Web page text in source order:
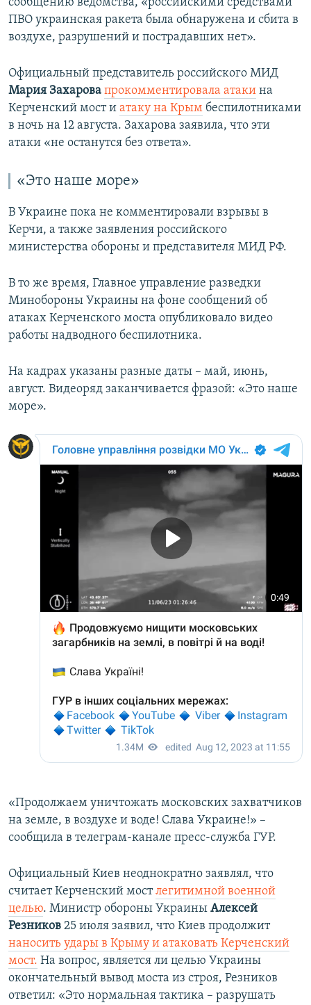
ПВО украинская ракета была обнаружена и сбита в
воздухе, разрушений и пострадавших нет».
Официальный представитель российского МИД
Мария Захарова прокомментировала атаки на
Керченский мост и атаку на Крым беспилотниками
в ночь на 12 августа. Захарова заявила, что эти
атаки «не останутся без ответа».
«Это наше море»
В Украине пока не комментировали взрывы в
Керчи, а также заявления российского
министерства обороны и представителя МИД РФ.
В то же время, Главное управление разведки
Минобороны Украины на фоне сообщений об
атаках Керченского моста опубликовало видео
работы надводного беспилотника.
На кадрах указаны разные даты – май, июнь,
август. Видеоряд заканчивается фразой: «Это наше
море».
«Продолжаем уничтожать московских захватчиков
на земле, в воздухе и воде! Слава Украине!» –
сообщила в телеграм-канале пресс-служба ГУР.
Официальный Киев неоднократно заявлял, что
считает Керченский мостлегитимной военной
целью. Министр обороны Украины Алексей
Резников 25 июля заявил, что Киев продолжит
наносить удары в Крыму и атаковать Керченский
мост. На вопрос, является ли целью Украины
окончательный вывод моста из строя, Резников
ответил: «Это нормальная тактика – разрушать